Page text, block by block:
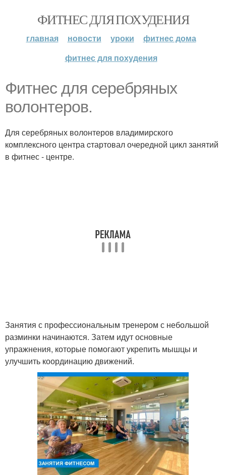
ФИТНЕС ДЛЯ ПОХУДЕНИЯ
главная новости уроки
фитнес дома
фитнес для похудения
Фитнес для серебряных
волонтеров.
Для серебряных волонтеров владимирского
комплексного центра cтартовал очередной цикл занятий
в фитнес - центре.
Занятия с профессиональным тренером с небольшой
разминки начинаются. Затем идут основные
упражнения, которые помогают укрепить мышцы и
улучшить координацию движений.